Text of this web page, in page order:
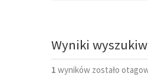
Wyniki
1 wyników zostało